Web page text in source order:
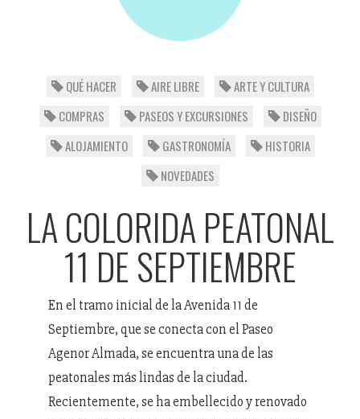
QUÉ HACER AIRE LIBRE
ARTE Y CULTURA
COMPRAS
PASEOS Y EXCURSIONES
DISEÑO
ALOJAMIENTO
GASTRONOMÍA
HISTORIA
NOVEDADES
LA COLORIDA PEATONAL
11 DE SEPTIEMBRE
En el tramo inicial de la Avenida 11 de
Septiembre, que se conecta con el Paseo
Agenor Almada, se encuentra una de las
peatonales más lindas de la ciudad.
Recientemente, se ha embellecido y renovado